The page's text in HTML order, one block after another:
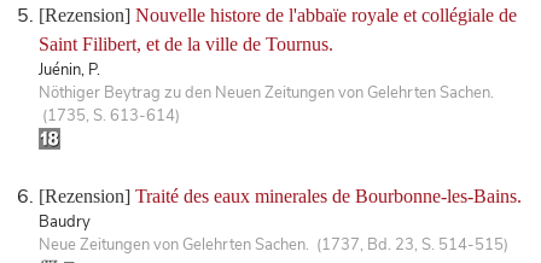
[Rezension] Nouvelle histore de l'abbaïe royale et collégiale de
Saint Filibert, et de la ville de Tournus.
Juénin, P.
Nöthiger Beytrag zu den Neuen Zeitungen von Gelehrten Sachen.
(1735, S. 613-614)
[Rezension] Traité des eaux minerales de Bourbonne-les-Bains.
Baudry
Neue Zeitungen von Gelehrten Sachen. (1737, Bd. 23, S. 514-515)